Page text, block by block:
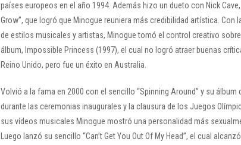
países europeos en el año 1994. Además hizo un dueto con Nick
Grow”, que logró que Minogue reuniera más credibilidad artística. Con
de estilos musicales y artistas, Minogue tomó el control creativo
álbum, Impossible Princess (1997), el cual no logró atraer buenas
Reino Unido, pero fue un éxito en Australia.
Volvió a la fama en 2000 con el sencillo “Spinning Around” y su álbum
durante las ceremonias inaugurales y la clausura de los Juegos
sus vídeos musicales Minogue mostró una personalidad más
Luego lanzó su sencillo “Can’t Get You Out Of My Head”, el cual